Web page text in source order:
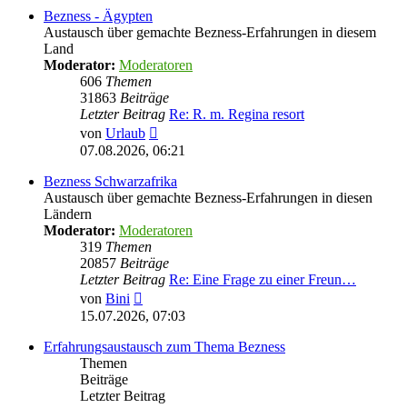
Bezness - Ägypten
Austausch über gemachte Bezness-Erfahrungen in diesem
Land
Moderator: Moderatoren
606 Themen
31863 Beiträge
Letzter Beitrag Re: R. m. Regina resort
von Urlaub
Beitrag
07.08.2026, 06:21
Bezness Schwarzafrika
Austausch über gemachte Bezness-Erfahrungen in diesen
Ländern
Moderator: Moderatoren
319 Themen
20857 Beiträge
Letzter Beitrag Re: Eine Frage zu einer Freun…
von Bini
Beitrag
15.07.2026, 07:03
Erfahrungsaustausch zum Thema Bezness
Themen
Beiträge
Letzter Beitrag